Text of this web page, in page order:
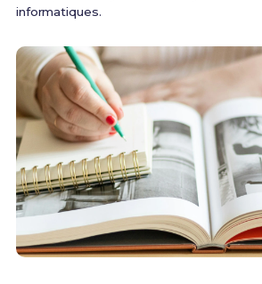
informatiques.